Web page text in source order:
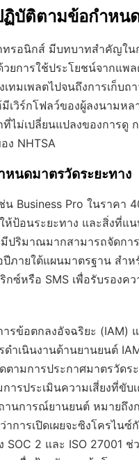
ฏิบัติตามข้อกำหน
ทรอนิกส์ มีบทบาทสำคัญใ
วยการใช้ประโยชน์จาก
ทมเพลตไปจนถึงการเก็บ
วิร์กโฟลว์ของผู้ลงนามห
ไม่เปลี่ยนแปลงของการดู
ง NHTSA
นดมาตรวัดระยะทาง
Business Pro ในราคา
ป้อนระยะทาง และสิ่งที่แ
ริมาณมากสามารถจัดกา
ภายใต้แผนมาตรฐาน สำ
กซ์หรือ SMS เพื่อรับรอง
รข้อตกลงอัจฉริยะ (IAM)
ำเนินงานด้านยานยนต์
ตามการประกาศมาตรวัด
รประเมินความเสี่ยงที่ขั
นการณ์ยานยนต์ หมายถึง
าการเปิดเผยจะซิงโครไน
2 และ ISO 27001